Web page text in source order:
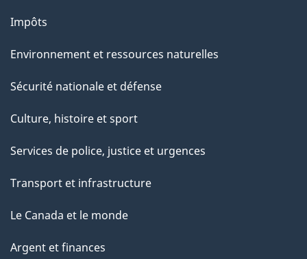
g
e
Impôts
Environnement et ressources naturelles
Sécurité nationale et défense
Culture, histoire et sport
Services de police, justice et urgences
Transport et infrastructure
Le Canada et le monde
Argent et finances